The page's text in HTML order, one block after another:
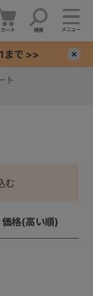
カート 検索 メニュー
まで >>
ト
む
価格(高い順)